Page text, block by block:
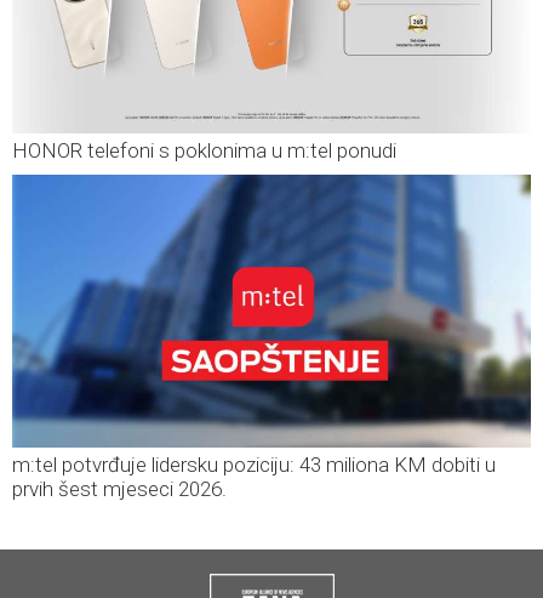
HONOR telefoni s poklonima u m:tel ponudi
m:tel potvrđuje lidersku poziciju: 43 miliona KM dobiti u
prvih šest mjeseci 2026.